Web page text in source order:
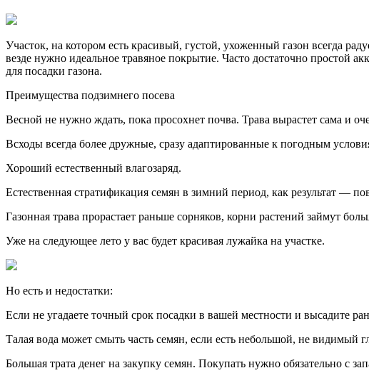
Участок, на котором есть красивый, густой, ухоженный газон всегда
везде нужно идеальное травяное покрытие. Часто достаточно простой
для посадки газона.
Преимущества подзимнего посева
Весной не нужно ждать, пока просохнет почва. Трава вырастет сама и
Всходы всегда более дружные, сразу адаптированные к погодным
Хороший естественный влагозаряд.
Естественная стратификация семян в зимний период, как результат —
Газонная трава прорастает раньше сорняков, корни растений займут
Уже на следующее лето у вас будет красивая лужайка на участке.
Но есть и недостатки:
Если не угадаете точный срок посадки в вашей местности и высадите
Талая вода может смыть часть семян, если есть небольшой, не видимый
Большая трата денег на закупку семян. Покупать нужно обязательно с